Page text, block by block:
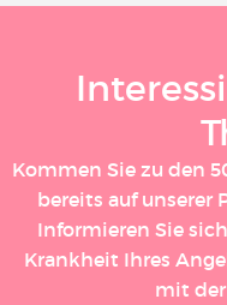
Kommen Sie zu den
bereits auf unserer
Informieren Sie
Krankheit Ihres
mit